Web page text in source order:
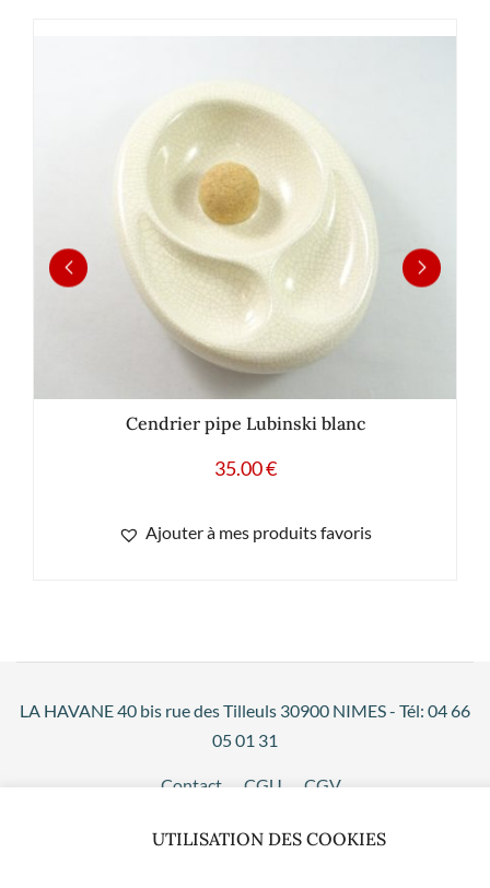
Cendrier pipe Lubinski blanc
35.00€
Ajouter à mes produits favoris
LA HAVANE 40 bis rue des Tilleuls 30900 NIMES - Tél: 04 66
05 01 31
Contact CGU CGV
UTILISATION DES COOKIES